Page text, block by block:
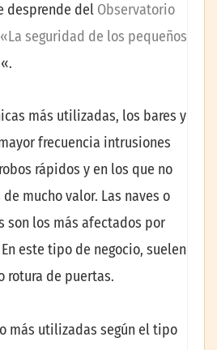
desprende del Observatorio
seguridad de los pequeños
«.
más utilizadas, los bares y
frecuencia intrusiones
rápidos y en los que no
mucho valor. Las naves o
los más afectados por
este tipo de negocio, suelen
rotura de puertas.
más utilizadas según el tipo